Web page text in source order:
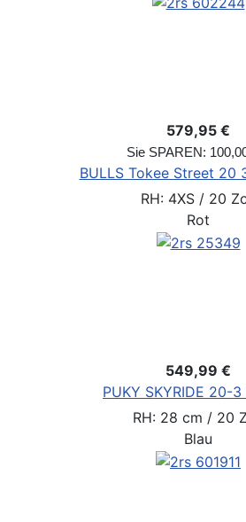
579,95 €
Sie SPAREN:
BULLS Tokee Street 20
RH: 4XS / 20
Rot
549,99 €
PUKY SKYRIDE 20-
RH: 28 cm / 20
Blau